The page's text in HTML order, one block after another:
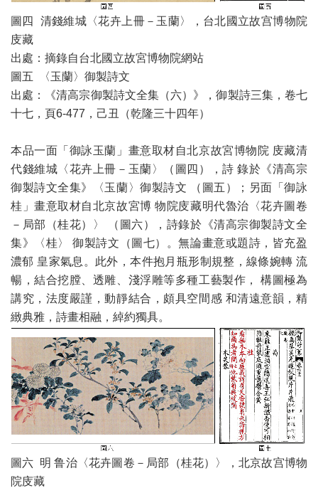
圖四 清錢維城〈花卉上冊－玉蘭〉，台北國立故宫博物院
庋藏
出處：摘錄自台北國立故宮博物院網站
圖五 〈玉蘭〉御製詩文
出處：《清高宗御製詩文全集（六）》，御製詩三集，卷七
十七，頁6-477，己丑（乾隆三十四年）
本品一面「御詠玉蘭」畫意取材自北京故宮博物院 庋藏清
代錢維城〈花卉上冊－玉蘭〉（圖四），詩 錄於《清高宗
御製詩文全集》〈玉蘭〉御製詩文 （圖五）；另面「御詠
桂」畫意取材自北京故宮博 物院庋藏明代魯治〈花卉圖卷
－局部（桂花）〉 （圖六），詩錄於《清高宗御製詩文全
集》〈桂〉 御製詩文（圖七）。無論畫意或題詩，皆充盈
濃郁 皇家氣息。此外，本件抱月瓶形制規整，線條婉轉 流
暢，結合挖膛、透雕、淺浮雕等多種工藝製作， 構圖極為
講究，法度嚴謹，動靜結合，頗具空間感 和清遠意韻，精
緻典雅，詩畫相融，綽約獨具。
圖六 明 鲁治〈花卉圖卷－局部（桂花）〉，北京故宫博物
院庋藏